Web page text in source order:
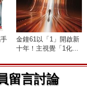
金鐘61以「1」開啟新
十年！主視覺「1化...
留言討論